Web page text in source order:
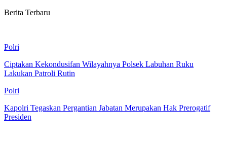
Berita Terbaru
Polri
Ciptakan Kekondusifan Wilayahnya Polsek Labuhan Ruku
Lakukan Patroli Rutin
Polri
Kapolri Tegaskan Pergantian Jabatan Merupakan Hak Prerogatif
Presiden